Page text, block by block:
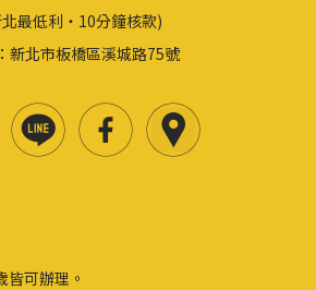
最低利‧10分鐘核款)
新北市板橋區溪城路75號
皆可辦理。